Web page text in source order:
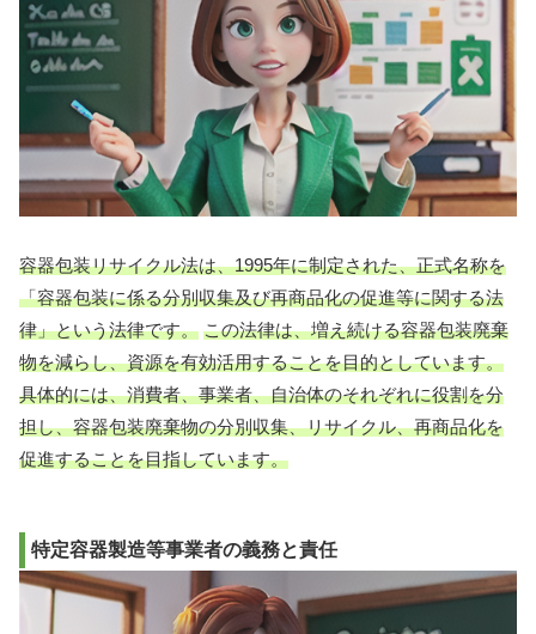
容器包装リサイクル法は、1995年に制定された、正式名称を
「容器包装に係る分別収集及び再商品化の促進等に関する法
律」という法律です。 この法律は、増え続ける容器包装廃棄
物を減らし、資源を有効活用することを目的としています。
具体的には、消費者、事業者、自治体のそれぞれに役割を分
担し、容器包装廃棄物の分別収集、リサイクル、再商品化を
促進することを目指しています。
特定容器製造等事業者の義務と責任